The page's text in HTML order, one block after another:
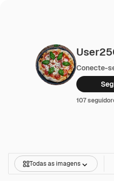
Conecte-
107
Todas as imagens